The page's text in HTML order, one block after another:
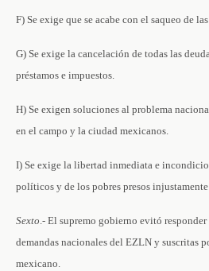
F) Se exige que se acabe con el saqueo de
G) Se exige la cancelación de todas las
préstamos e impuestos.
H) Se exigen soluciones al problema
en el campo y la ciudad mexicanos.
I) Se exige la libertad inmediata e
políticos y de los pobres presos
Sexto.- El supremo gobierno evitó
demandas nacionales del EZLN y suscritas
mexicano.